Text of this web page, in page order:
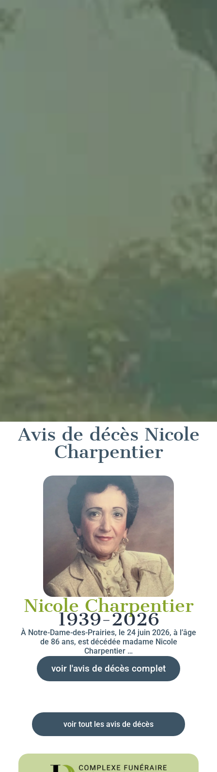
Avis de décès Nicole
Charpentier
Nicole Charpentier
1939-2026
À Notre-Dame-des-Prairies, le 24 juin 2026, à l’âge
de 86 ans, est décédée madame Nicole
Charpentier …
voir l'avis de décès complet
voir tout les avis de décès